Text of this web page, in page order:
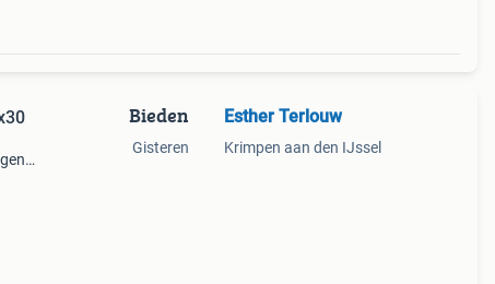
Bieden
Gisteren
Esther Terlouw
Krimpen aan den IJssel